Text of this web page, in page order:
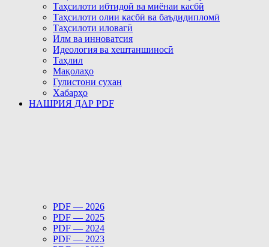
Таҳсилоти ибтидоӣ ва миёнаи касбӣ
Таҳсилоти олии касбӣ ва баъдидипломӣ
Таҳсилоти иловагӣ
Илм ва инноватсия
Идеология ва хештаншиносӣ
Таҳлил
Мақолаҳо
Гулистони сухан
Хабарҳо
НАШРИЯ ДАР PDF
PDF — 2026
PDF — 2025
PDF — 2024
PDF — 2023